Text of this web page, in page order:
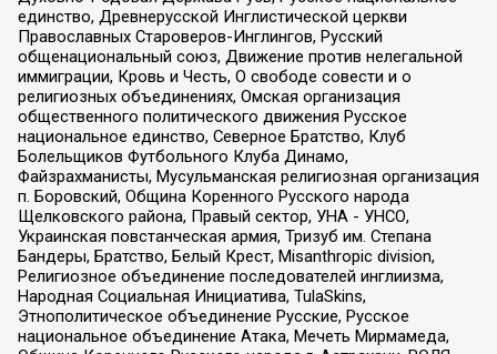
единство, Древнерусской Инглистической церкви
Православных Староверов-Инглингов, Русский
общенациональный союз, Движение против нелегальной
иммиграции, Кровь и Честь, О свободе совести и о
религиозных объединениях, Омская организация
общественного политического движения Русское
национальное единство, Северное Братство, Клуб
Болельщиков Футбольного Клуба Динамо,
Файзрахманисты, Мусульманская религиозная организация
п. Боровский, Община Коренного Русского народа
Щелковского района, Правый сектор, УНА - УНСО,
Украинская повстанческая армия, Тризуб им. Степана
Бандеры, Братство, Белый Крест, Misanthropic division,
Религиозное объединение последователей инглиизма,
Народная Социальная Инициатива, TulaSkins,
Этнополитическое объединение Русские, Русское
национальное объединение Атака, Мечеть Мирмамеда,